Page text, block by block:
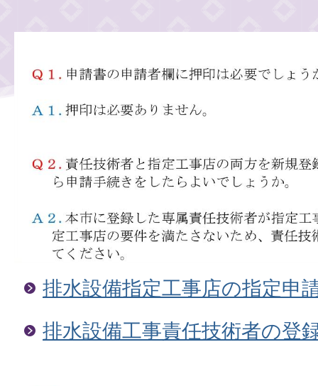
排水設備指定工事店の指定申
排水設備工事責任技術者の登